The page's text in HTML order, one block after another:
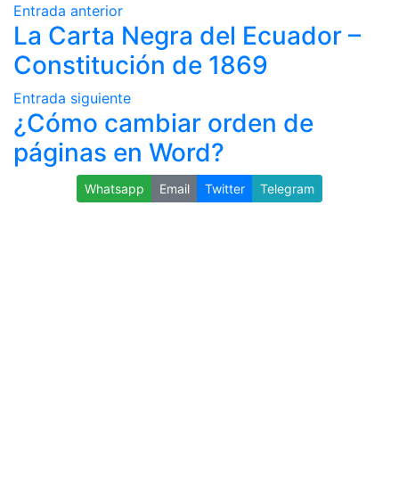
Entrada anterior
La Carta Negra del Ecuador –
Constitución de 1869
Entrada siguiente
¿Cómo cambiar orden de
páginas en Word?
Whatsapp Email Twitter Telegram